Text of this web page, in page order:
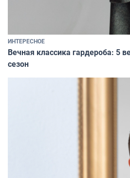
ИНТЕРЕСНОЕ
Вечная классика гардероба: 5
сезон